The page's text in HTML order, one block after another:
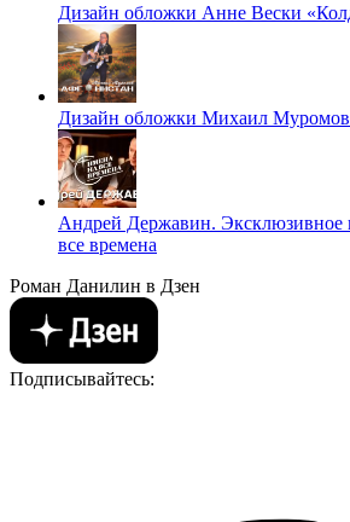
Дизайн обложки Анне Вески
Дизайн обложки Михаил Муромов
Андрей Державин. Эксклюзивное
все времена
Роман Данилин в Дзен
Подписывайтесь: